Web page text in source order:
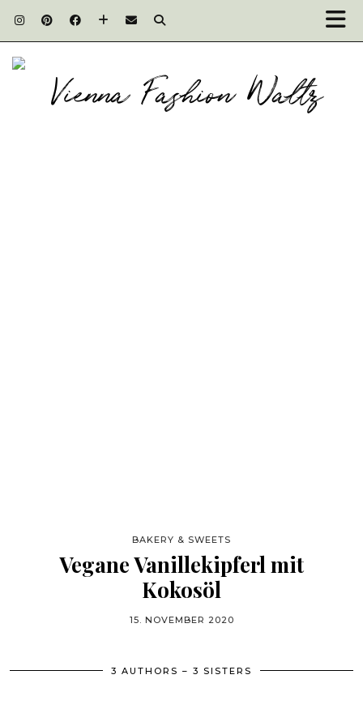
BAKERY & SWEETS
Vegane Vanillekipferl mit
Kokosöl
15. NOVEMBER 2020
3 AUTHORS – 3 SISTERS